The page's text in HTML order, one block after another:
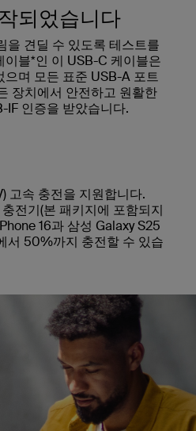
되었습니다
견딜 수 있도록 테스트를
이블*인 이 USB-C 케이블은
며 모든 표준 USB-A 포트
장치에서 안전하고 원활한
IF 인증을 받았습니다.
고속 충전을 지원합니다.
전기(본 패키지에 포함되지
16과 삼성 Galaxy S25
서 50%까지 충전할 수 있습